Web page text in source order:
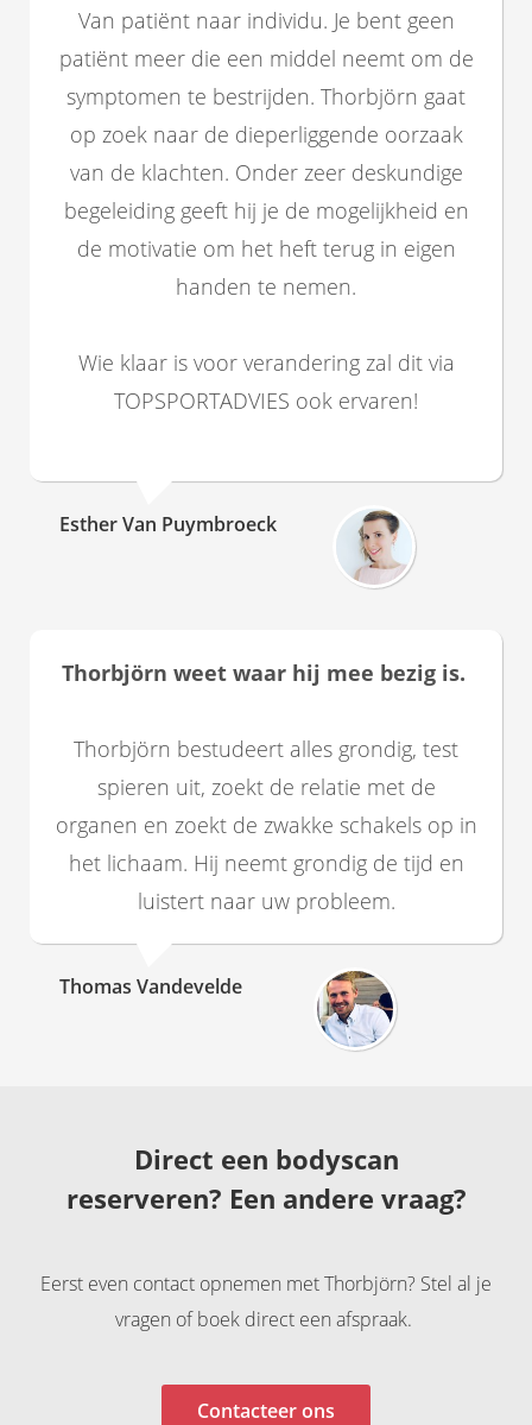
Van patiënt naar individu. Je bent geen
patiënt meer die een middel neemt om de
symptomen te bestrijden. Thorbjörn gaat
op zoek naar de dieperliggende oorzaak
van de klachten. Onder zeer deskundige
begeleiding geeft hij je de mogelijkheid en
de motivatie om het heft terug in eigen
handen te nemen.
Wie klaar is voor verandering zal dit via
TOPSPORTADVIES ook ervaren!
Esther Van Puymbroeck
Thorbjörn weet waar hij mee bezig is.
Thorbjörn bestudeert alles grondig, test
spieren uit, zoekt de relatie met de
organen en zoekt de zwakke schakels op in
het lichaam. Hij neemt grondig de tijd en
luistert naar uw probleem.
Thomas Vandevelde
Direct een bodyscan
reserveren? Een andere vraag?
Eerst even contact opnemen met Thorbjörn? Stel al je
vragen of boek direct een afspraak.
Contacteer ons